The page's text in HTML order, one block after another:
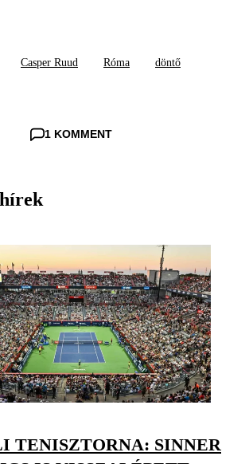
Casper Ruud Róma döntő
1 KOMMENT
TENISZTORNA: SINNER